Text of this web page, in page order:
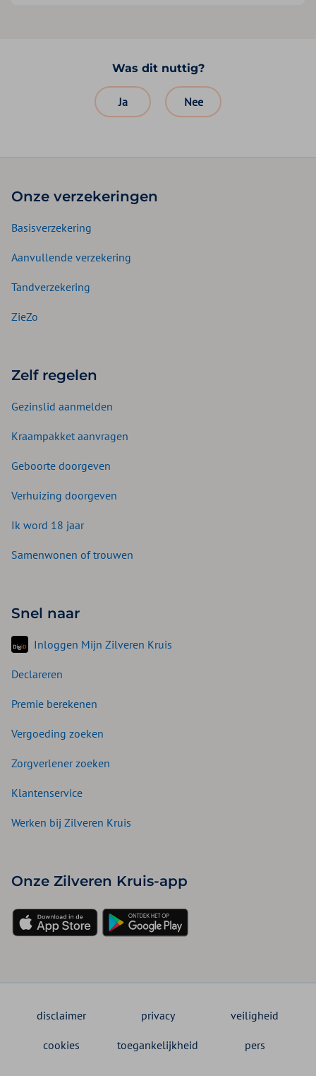
Was dit nuttig?
Ja Nee
Onze verzekeringen
Basisverzekering
Aanvullende verzekering
Tandverzekering
ZieZo
Zelf regelen
Gezinslid aanmelden
Kraampakket aanvragen
Geboorte doorgeven
Verhuizing doorgeven
Ik word 18 jaar
Samenwonen of trouwen
Snel naar
Inloggen Mijn Zilveren Kruis
Declareren
Premie berekenen
Vergoeding zoeken
Zorgverlener zoeken
Klantenservice
Werken bij Zilveren Kruis
Onze Zilveren Kruis-app
disclaimer privacy veiligheid
cookies toegankelijkheid pers